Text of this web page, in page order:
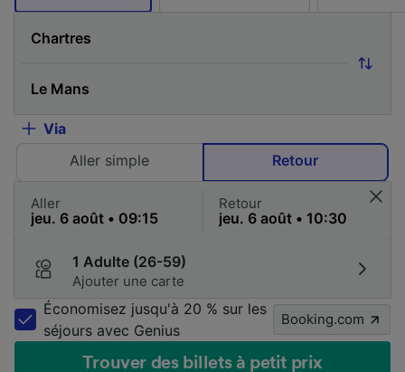
Via
Aller simple
Retour
Aller Retour
1 Adulte (26-59)
Ajouter une carte
Économisez jusqu'à 20 % sur les
séjours avec Genius
Booking.com
Trouver des billets à petit prix